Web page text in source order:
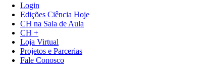
Login
Edições Ciência Hoje
CH na Sala de Aula
CH +
Loja Virtual
Projetos e Parcerias
Fale Conosco